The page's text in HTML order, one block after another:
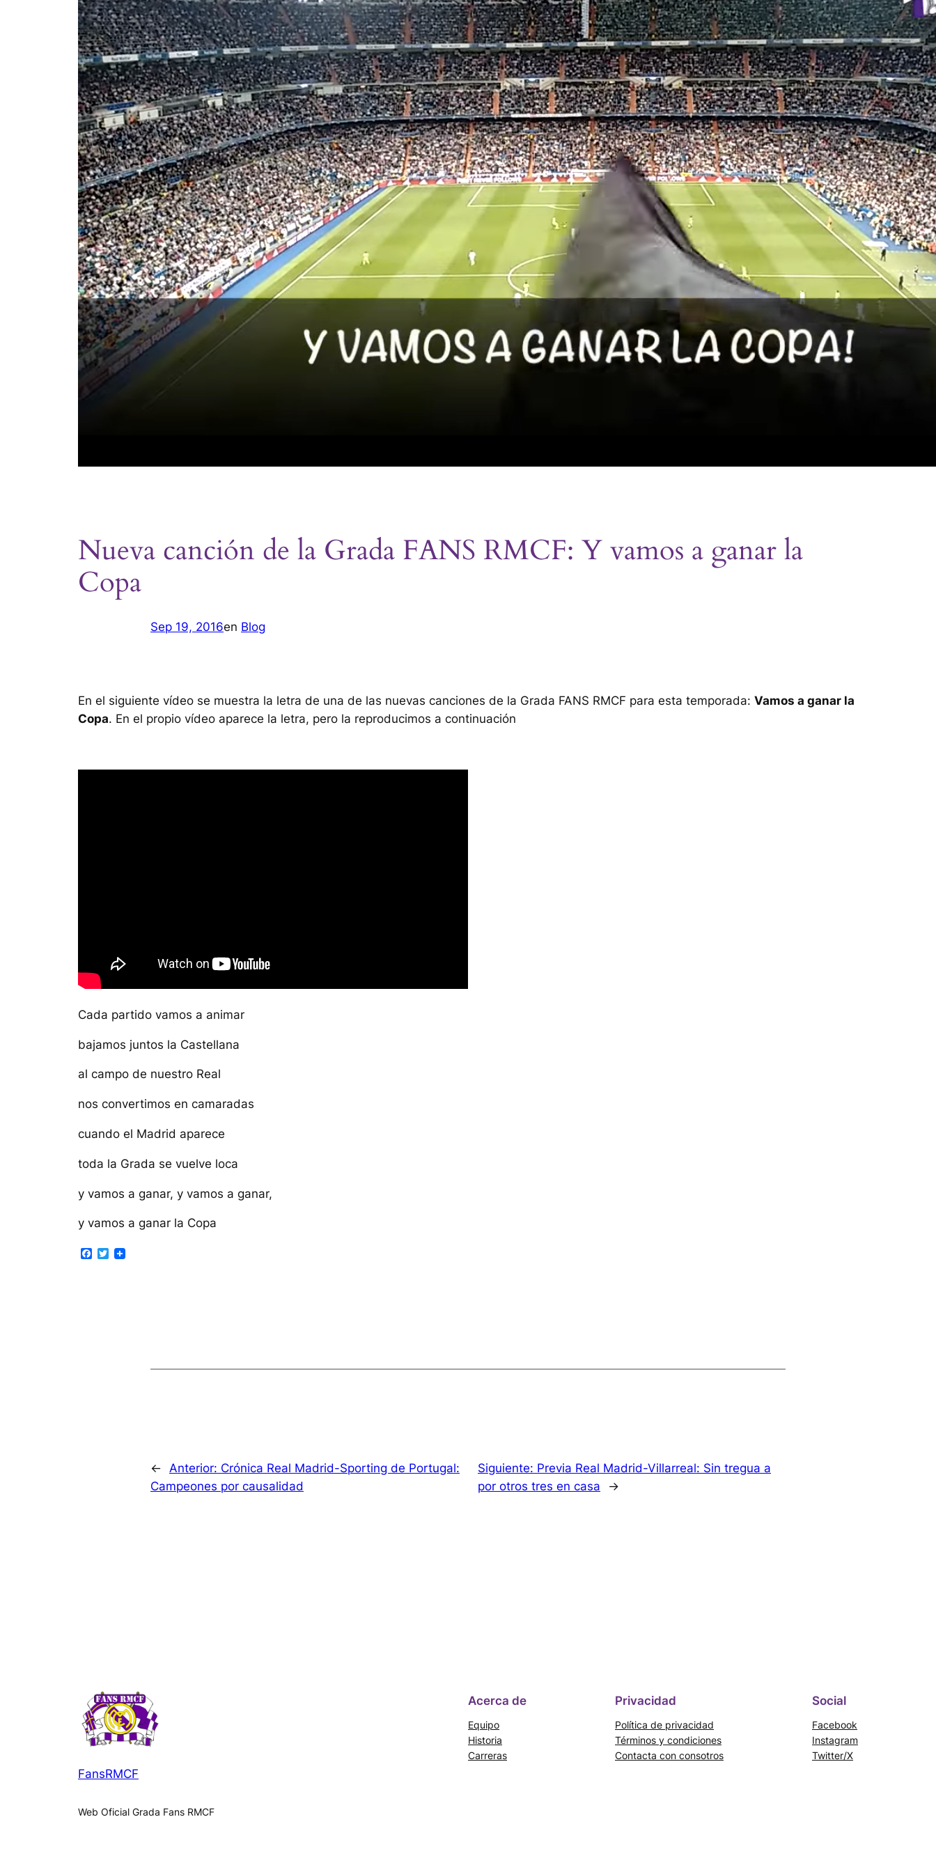
Nueva canción de la Grada FANS RMCF: Y vamos a ganar la
Copa
Sep 19, 2016en Blog
En el siguiente vídeo se muestra la letra de una de las nuevas canciones de la Grada FANS RMCF para esta temporada: Vamos a ganar la
Copa. En el propio vídeo aparece la letra, pero la reproducimos a continuación
Cada partido vamos a animar
bajamos juntos la Castellana
al campo de nuestro Real
nos convertimos en camaradas
cuando el Madrid aparece
toda la Grada se vuelve loca
y vamos a ganar, y vamos a ganar,
y vamos a ganar la Copa
Facebook
Twitter
← Anterior: Crónica Real Madrid-Sporting de Portugal:
Campeones por causalidad
Siguiente: Previa Real Madrid-Villarreal: Sin tregua a
por otros tres en casa
→
FansRMCF
Web Oficial Grada Fans RMCF
Acerca de
Equipo
Historia
Carreras
Privacidad
Política de privacidad
Términos y condiciones
Contacta con consotros
Social
Facebook
Instagram
Twitter/X